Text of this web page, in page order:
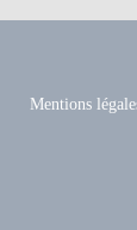
Mentions